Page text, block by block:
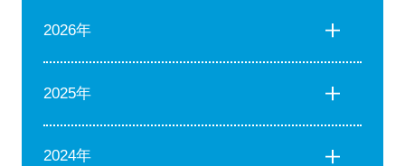
2026年
2025年
2024年